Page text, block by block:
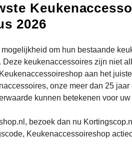
2026
om hun bestaande
keukenaccessoires zijn niet
aan het
onze meer dan 25
kunnen betekenen voor uw
bezoek dan nu
Keukenaccessoireshop